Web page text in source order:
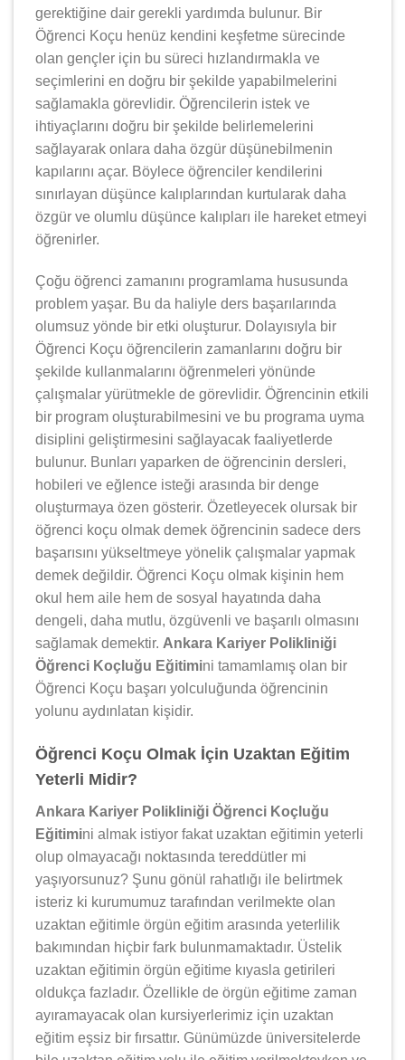
gerektiğine dair gerekli yardımda bulunur. Bir
Öğrenci Koçu henüz kendini keşfetme sürecinde
olan gençler için bu süreci hızlandırmakla ve
seçimlerini en doğru bir şekilde yapabilmelerini
sağlamakla görevlidir. Öğrencilerin istek ve
ihtiyaçlarını doğru bir şekilde belirlemelerini
sağlayarak onlara daha özgür düşünebilmenin
kapılarını açar. Böylece öğrenciler kendilerini
sınırlayan düşünce kalıplarından kurtularak daha
özgür ve olumlu düşünce kalıpları ile hareket etmeyi
öğrenirler.
Çoğu öğrenci zamanını programlama hususunda
problem yaşar. Bu da haliyle ders başarılarında
olumsuz yönde bir etki oluşturur. Dolayısıyla bir
Öğrenci Koçu öğrencilerin zamanlarını doğru bir
şekilde kullanmalarını öğrenmeleri yönünde
çalışmalar yürütmekle de görevlidir. Öğrencinin etkili
bir program oluşturabilmesini ve bu programa uyma
disiplini geliştirmesini sağlayacak faaliyetlerde
bulunur. Bunları yaparken de öğrencinin dersleri,
hobileri ve eğlence isteği arasında bir denge
oluşturmaya özen gösterir. Özetleyecek olursak bir
öğrenci koçu olmak demek öğrencinin sadece ders
başarısını yükseltmeye yönelik çalışmalar yapmak
demek değildir. Öğrenci Koçu olmak kişinin hem
okul hem aile hem de sosyal hayatında daha
dengeli, daha mutlu, özgüvenli ve başarılı olmasını
sağlamak demektir. Ankara Kariyer Polikliniği
Öğrenci Koçluğu Eğitimini tamamlamış olan bir
Öğrenci Koçu başarı yolculuğunda öğrencinin
yolunu aydınlatan kişidir.
Öğrenci Koçu Olmak İçin Uzaktan Eğitim
Yeterli Midir?
Ankara Kariyer Polikliniği Öğrenci Koçluğu
Eğitimini almak istiyor fakat uzaktan eğitimin yeterli
olup olmayacağı noktasında tereddütler mi
yaşıyorsunuz? Şunu gönül rahatlığı ile belirtmek
isteriz ki kurumumuz tarafından verilmekte olan
uzaktan eğitimle örgün eğitim arasında yeterlilik
bakımından hiçbir fark bulunmamaktadır. Üstelik
uzaktan eğitimin örgün eğitime kıyasla getirileri
oldukça fazladır. Özellikle de örgün eğitime zaman
ayıramayacak olan kursiyerlerimiz için uzaktan
eğitim eşsiz bir fırsattır. Günümüzde üniversitelerde